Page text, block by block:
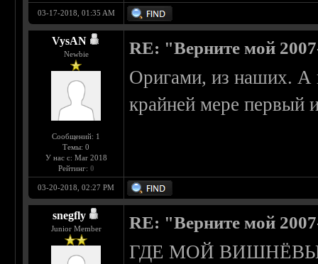
03-17-2018, 01:35 AM
VysAN
Newbie
Сообщений: 1
Темы: 0
У нас с: Mar 2018
Рейтинг: 0
RE: "Верните мой
Оригами, из наших. А
крайней мере первый
03-20-2018, 02:27 PM
snegfly
Junior Member RE: "Верните мой
ГДЕ МОЙ